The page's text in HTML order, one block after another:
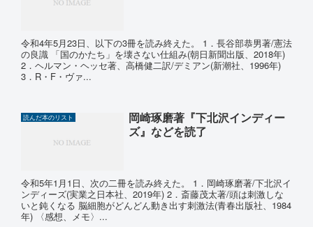
令和4年5月23日、以下の3冊を読み終えた。 1．長谷部恭男著/憲法
の良識 「国のかたち」を壊さない仕組み(朝日新聞出版、2018年)
2．ヘルマン・ヘッセ著、高橋健二訳/デミアン(新潮社、1996年)
3．R・F・ヴァ...
読んだ本のリスト
岡崎琢磨著『下北沢インディー
ズ』などを読了
令和5年1月1日、次の二冊を読み終えた。 1．岡崎琢磨著/下北沢イ
ンディーズ(実業之日本社、2019年) 2．斎藤茂太著/頭は刺激しな
いと鈍くなる 脳細胞がどんどん動き出す刺激法(青春出版社、1984
年) 〈感想、メモ〉...